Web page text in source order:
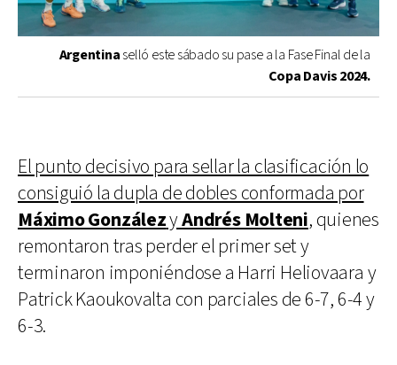
Argentinaselló este sábado su pase a la Fase Final de la
Copa Davis 2024.
El punto decisivo para sellar la clasificación lo
consiguió la dupla de dobles conformada por
Máximo GonzálezyAndrés Molteni, quienes
remontaron tras perder el primer set y
terminaron imponiéndose a Harri Heliovaara y
Patrick Kaoukovalta con parciales de 6-7, 6-4 y
6-3.